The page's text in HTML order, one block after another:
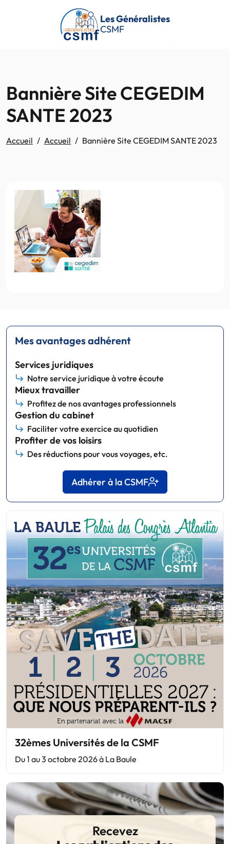
Passer au contenu principal
Les Généralistes
CSMF
Bannière Site CEGEDIM
SANTE 2023
Accueil Accueil Bannière Site CEGEDIM SANTE 2023
Mes avantages adhérent
Services juridiques
Notre service juridique à votre écoute
Mieux travailler
Profitez de nos avantages professionnels
Gestion du cabinet
Faciliter votre exercice au quotidien
Profiter de vos loisirs
Des réductions pour vous voyages, etc.
Adhérer à la CSMF
32èmes Universités de la CSMF
Du 1 au 3 octobre 2026 à La Baule
Recevez